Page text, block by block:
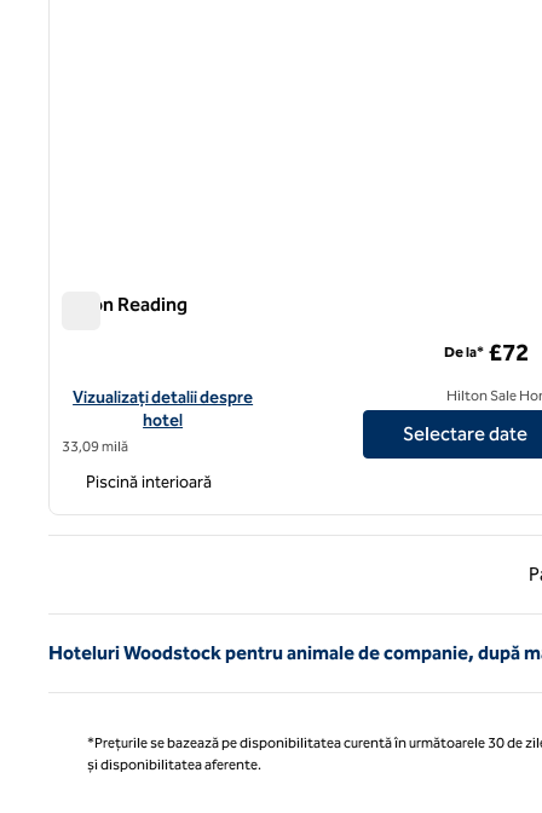
Hilton Reading
Vizualizați detaliile hotelului pentru Hilton Reading
Vizualizați detalii despre
hotel
33,09 milă
De la* £72
Hilton Sale
Selectare date
Piscină interioară
Hoteluri Woodstock pentru animale de companie, după
*Prețurile se bazează pe disponibilitatea curentă în următoarele 30 de
și disponibilitatea aferente.